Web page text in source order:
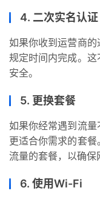
知
识
业
讯
量
登录
4. 二次实名认证
如果你收到运营商
规定时间内完成。
安全。
5. 更换套餐
如果你经常遇到流
更适合你需求的套
流量的套餐，以确保
6. 使用Wi-Fi